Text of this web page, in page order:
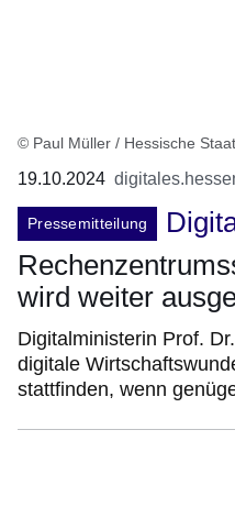
© Paul Müller / Hessische
19.10.2024
Pressemitteilung
wird weiter
Digitalministerin Prof.
digitale
stattfinden, wenn